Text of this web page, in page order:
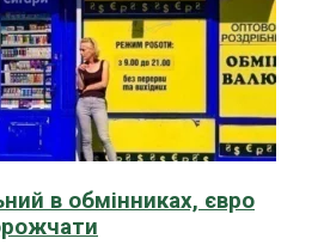
в обмінниках, євро